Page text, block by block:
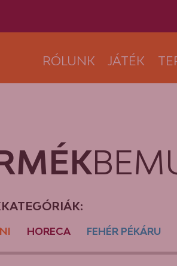
RÓLUNK JÁTÉK
HORECA FEHÉR PÉKÁRU